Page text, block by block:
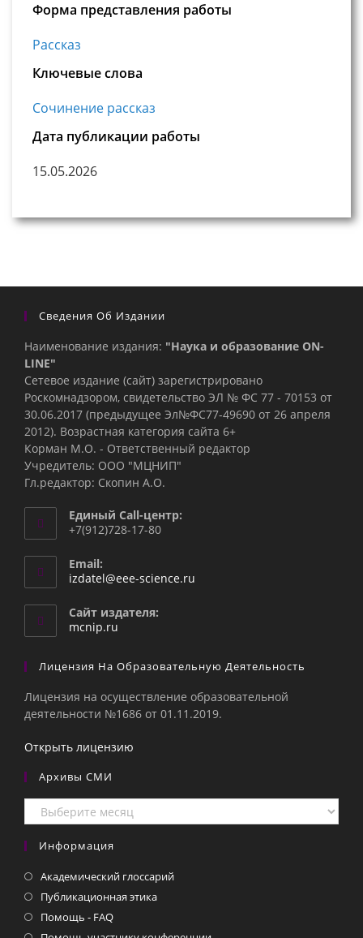
Форма представления работы
Рассказ
Ключевые слова
Сочинение рассказ
Дата публикации работы
15.05.2026
Сведения Об Издании
Наименование издания: "Наука и образование ON-
LINE"
Сетевое издание (сайт) зарегистрировано
Роскомнадзором, свидетельство ЭЛ № ФС 77 - 70153 от
30.06.2017 (предыдущее Эл№ФC77-49690 от 26 апреля
2012). Возрастная категория сайта 6+
Корман М.О. - Ответственный редактор
Учредитель: ООО "МЦНИП"
Гл.редактор: Скопин А.О.
Единый Call-центр:
+7(912)728-17-80
Email:
izdatel@eee-science.ru
Сайт издателя:
mcnip.ru
Лицензия На Образовательную Деятельность
Лицензия на осуществление образовательной
деятельности №1686 от 01.11.2019.
Открыть лицензию
Архивы СМИ
Архивы
СМИ
Информация
Академический глоссарий
Публикационная этика
Помощь - FAQ